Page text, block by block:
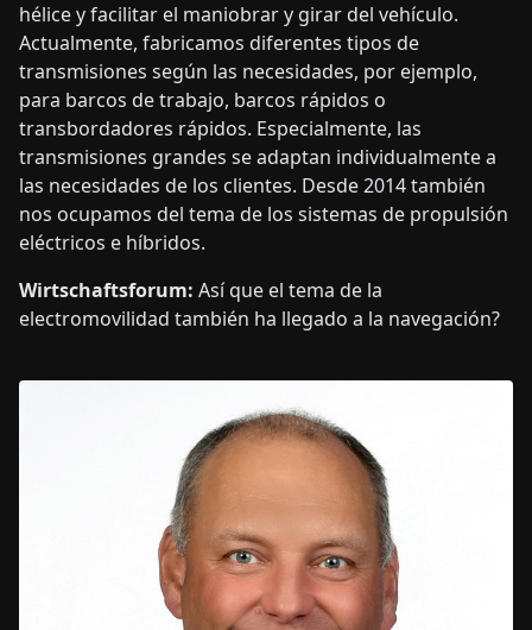
hélice y facilitar el maniobrar y girar del vehículo.
Actualmente, fabricamos diferentes tipos de
transmisiones según las necesidades, por ejemplo,
para barcos de trabajo, barcos rápidos o
transbordadores rápidos. Especialmente, las
transmisiones grandes se adaptan individualmente a
las necesidades de los clientes. Desde 2014 también
nos ocupamos del tema de los sistemas de propulsión
eléctricos e híbridos.
Wirtschaftsforum: Así que el tema de la
electromovilidad también ha llegado a la navegación?